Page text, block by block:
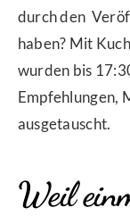
durch den
haben? Mit
wurden bis
Empfehlungen,
ausgetauscht.
Weil